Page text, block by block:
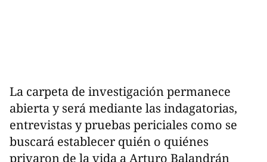
La carpeta de investigación permanece
abierta y será mediante las indagatorias,
entrevistas y pruebas periciales como se
buscará establecer quién o quiénes
privaron de la vida a Arturo Balandrán